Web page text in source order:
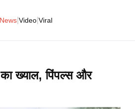
News Video Viral
ख्याल, पिंपल्स और